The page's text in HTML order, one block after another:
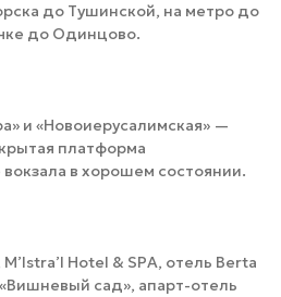
до Тушинской, на метро до
до Одинцово.
и «Новоиерусалимская» —
платформа
в хорошем состоянии.
M’lstra’l Hotel & SPA, отель Berta
сад», апарт-отель